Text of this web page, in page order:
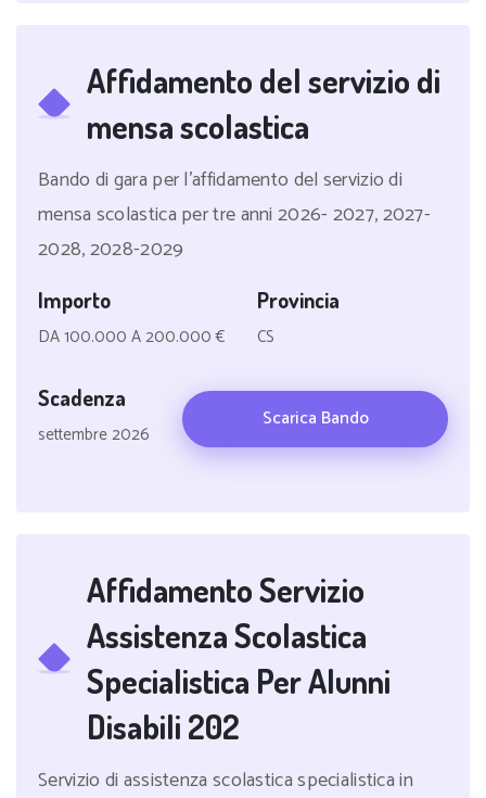
Affidamento del servizio di
mensa scolastica
Bando di gara per l'affidamento del servizio di
mensa scolastica per tre anni 2026- 2027, 2027-
2028, 2028-2029
Importo
DA 100.000 A 200.000 €
Provincia
CS
Scadenza
settembre 2026
Scarica Bando
Affidamento Servizio
Assistenza Scolastica
Specialistica Per Alunni
Disabili 202
Servizio di assistenza scolastica specialistica in